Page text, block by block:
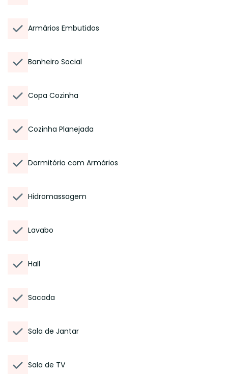
Armários Embutidos
Banheiro Social
Copa Cozinha
Cozinha Planejada
Dormitório com Armários
Hidromassagem
Lavabo
Hall
Sacada
Sala de Jantar
Sala de TV